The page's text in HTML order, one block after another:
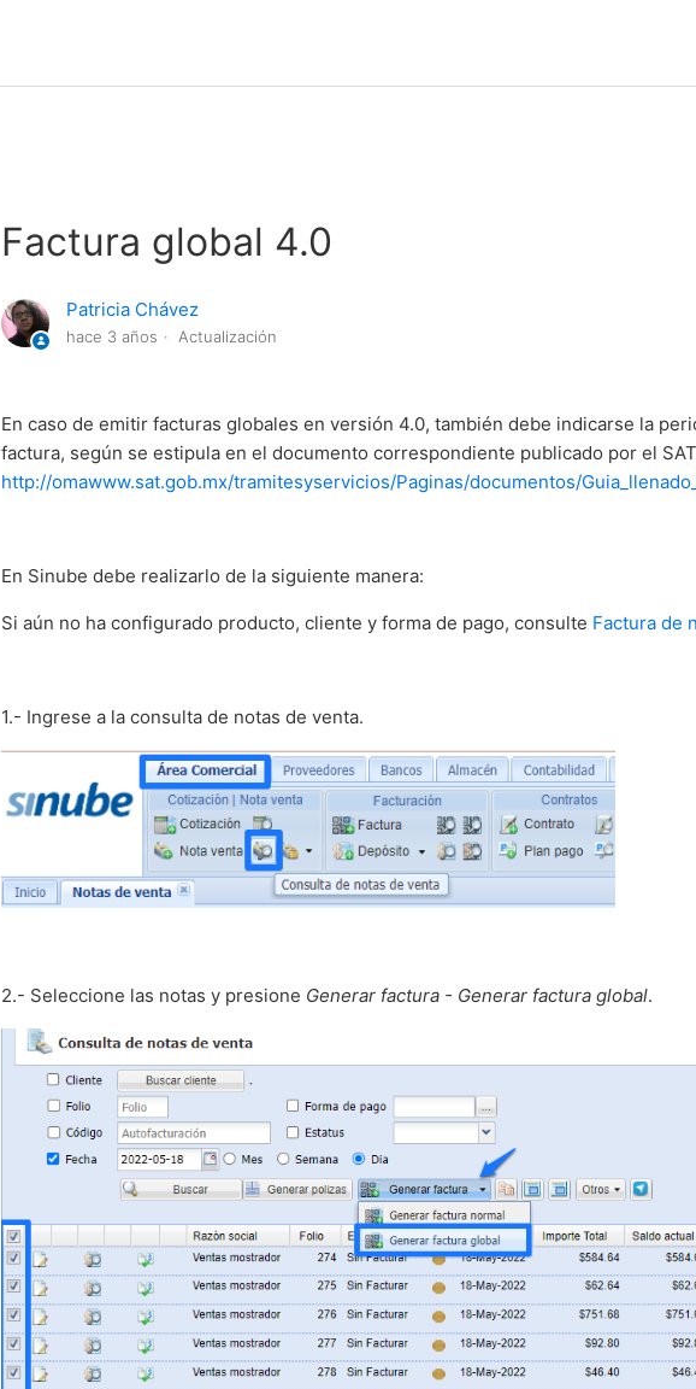
Factura global 4.0
Patricia Chávez
hace 3 años Actualización
En caso de emitir facturas globales en versión 4.0, también debe indicarse la
factura, según se estipula en el documento correspondiente publicado por el
http://omawww.sat.gob.mx/tramitesyservicios/Paginas/documentos/
En Sinube debe realizarlo de la siguiente manera:
Si aún no ha configurado producto, cliente y forma de pago, consulte Factura de
1.- Ingrese a la consulta de notas de venta.
2.- Seleccione las notas y presione Generar factura - Generar factura global.